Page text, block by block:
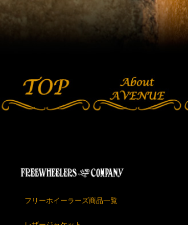
フリーホイーラーズ商品一覧